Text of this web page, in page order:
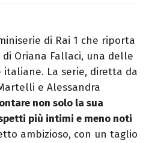
per le serie TV.
sono il mio
di Rai 1 che riporta
Oriana Fallaci, una delle
La serie, diretta da
e Alessandra
non solo la sua
più intimi e meno noti
ambizioso, con un taglio